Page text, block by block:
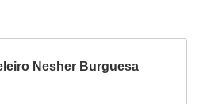
Nesher Burguesa